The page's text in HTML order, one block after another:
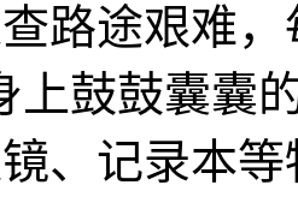
途艰难，
上鼓鼓囊囊
、记录本